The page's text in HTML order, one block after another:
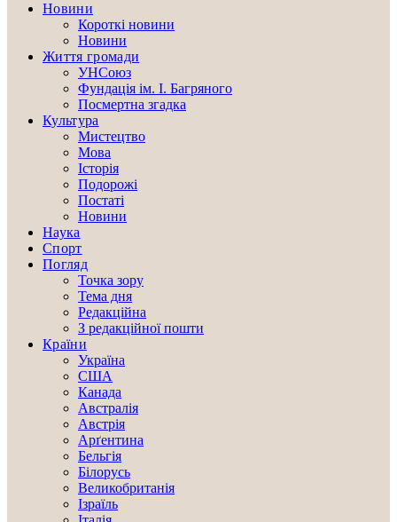
Новини
Короткі новини
Новини
Життя громади
УНСоюз
Фундація ім. І. Багряного
Посмертна згадка
Культура
Мистецтво
Мова
Історія
Подорожі
Постаті
Новини
Наука
Спорт
Погляд
Точка зору
Тема дня
Редакційна
З редакційної пошти
Країни
Україна
США
Канада
Австралія
Австрія
Арґентина
Бельгія
Білорусь
Великобританія
Ізраїль